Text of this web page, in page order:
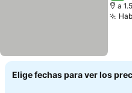
a
Elige fechas para ver los